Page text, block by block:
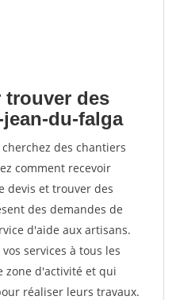
des
du-falga
des chantiers
comment recevoir
devis et trouver des
des demandes de
d'aide aux artisans.
services à tous les
zone d'activité et qui
réaliser leurs travaux.